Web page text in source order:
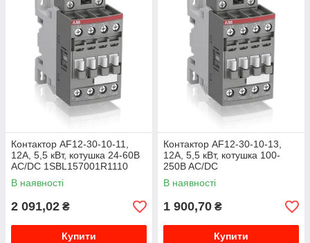
Контактор AF12-30-10-11,
12А, 5,5 кВт, котушка 24-60В
AC/DC 1SBL157001R1110
В наявності
2 091,02 ₴
Купити
Контактор AF12-30-10-13,
12А, 5,5 кВт, котушка 100-
250B AC/DC
1SBL157001R1310
В наявності
1 900,70 ₴
Купити